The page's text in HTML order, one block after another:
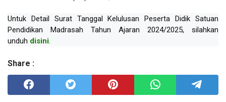
Untuk Detail Surat Tanggal Kelulusan Peserta Didik Satuan
Pendidikan Madrasah Tahun Ajaran 2024/2025, silahkan
unduh disini
Share :